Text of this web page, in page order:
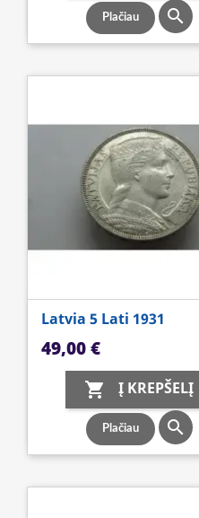
Plačiau 
Latvia 5 Lati 1931
Kaina
49,00 €
 Į KREPŠELĮ
Plačiau 